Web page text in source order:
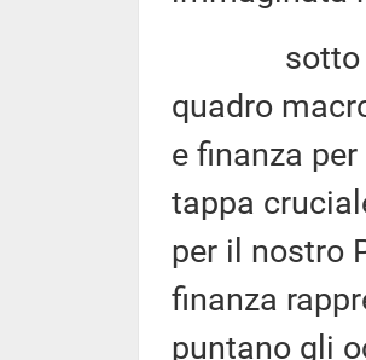
sotto tale
quadro
e finanza
tappa
per il nostro
finanza
puntano gli